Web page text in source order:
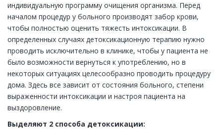
индивидуальную программу очищения организма. Перед
началом процедур у больного производят забор крови,
чтобы полностью оценить тяжесть интоксикации. В
определенных случаях детоксикационную терапию нужно
проводить исключительно в клинике, чтобы у пациента не
было возможности вернуться к употреблению, но в
некоторых ситуациях целесообразно проводить процедуру
дома. Здесь все зависит от состояния больного, степени
выраженности интоксикации и настроя пациента на
выздоровление.
Выделяют 2 способа детоксикации: